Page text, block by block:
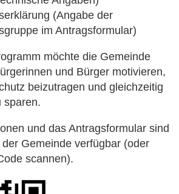
(Angabe der
im Antragsformular)
möchte die Gemeinde
und Bürger motivieren,
beizutragen und gleichzeitig
sparen.
und das Antragsformular sind
Gemeinde verfügbar (oder
scannen).